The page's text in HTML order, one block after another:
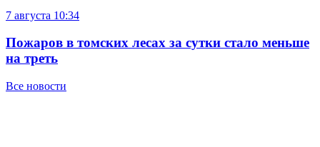
7 августа 10:34
Пожаров в томских лесах за сутки стало меньше
на треть
Все новости